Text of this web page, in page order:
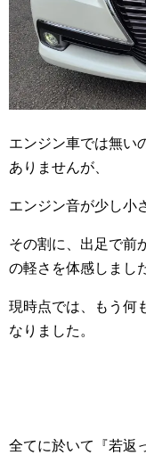
エンジン車では無い
ありませんが、
エンジン音が少し小
その割に、出足で前
の軽さを体感しまし
現時点では、もう何
なりました。
全てに於いて『若返